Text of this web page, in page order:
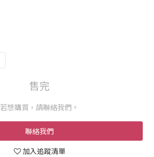
售完
若想購買，請聯絡我們。
聯絡我們
加入追蹤清單